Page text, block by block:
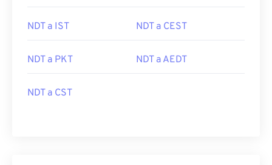
NDT a IST NDT a CEST
NDT a PKT NDT a AEDT
NDT a CST